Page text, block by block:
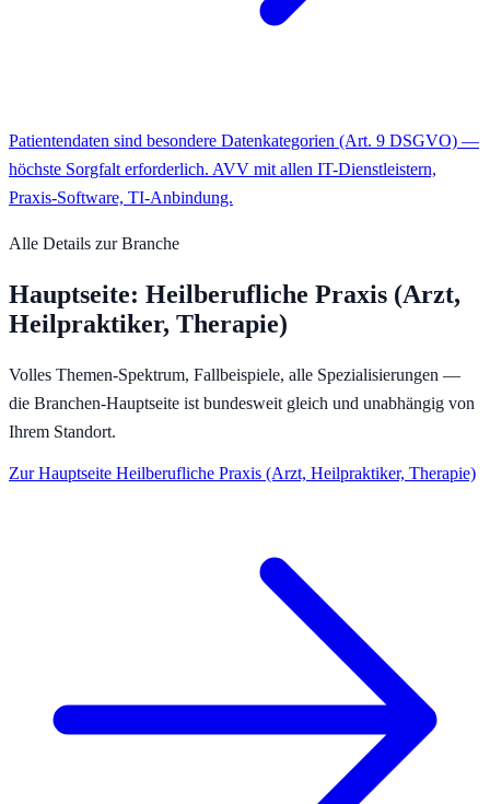
Patientendaten sind besondere Datenkategorien (Art. 9 DSGVO) —
höchste Sorgfalt erforderlich. AVV mit allen IT-Dienstleistern,
Praxis-Software, TI-Anbindung.
Alle Details zur Branche
Hauptseite: Heilberufliche Praxis (Arzt,
Heilpraktiker, Therapie)
Volles Themen-Spektrum, Fallbeispiele, alle Spezialisierungen —
die Branchen-Hauptseite ist bundesweit gleich und unabhängig von
Ihrem Standort.
Zur Hauptseite Heilberufliche Praxis (Arzt, Heilpraktiker, Therapie)